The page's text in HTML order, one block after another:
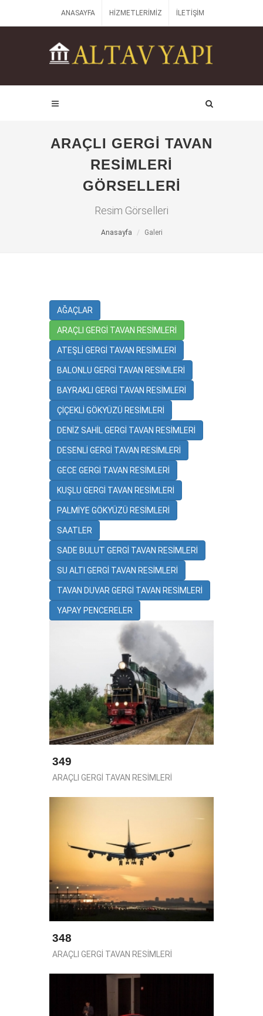
ANASAYFA HIZMETLERIMIZ İLETIŞIM
ARAÇLI GERGİ TAVAN
RESİMLERİ
GÖRSELLERI
Resim Görselleri
Anasayfa Galeri
AĞAÇLAR
ARAÇLI GERGİ TAVAN RESİMLERİ
ATEŞLİ GERGİ TAVAN RESİMLERİ
BALONLU GERGİ TAVAN RESİMLERİ
BAYRAKLI GERGİ TAVAN RESİMLERİ
ÇİÇEKLİ GÖKYÜZÜ RESİMLERİ
DENİZ SAHİL GERGİ TAVAN RESİMLERİ
DESENLİ GERGİ TAVAN RESİMLERİ
GECE GERGİ TAVAN RESİMLERİ
KUŞLU GERGİ TAVAN RESİMLERİ
PALMİYE GÖKYÜZÜ RESİMLERİ
SAATLER
SADE BULUT GERGİ TAVAN RESİMLERİ
SU ALTI GERGİ TAVAN RESİMLERİ
TAVAN DUVAR GERGİ TAVAN RESİMLERİ
YAPAY PENCERELER
349
ARAÇLI GERGİ TAVAN RESİMLERİ
348
ARAÇLI GERGİ TAVAN RESİMLERİ